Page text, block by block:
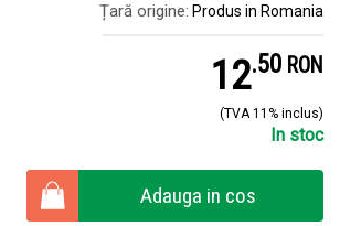
Țară origine: Produs in Romania
12.5 RON
(TVA 11% inclus)
In stoc
Adauga in cos